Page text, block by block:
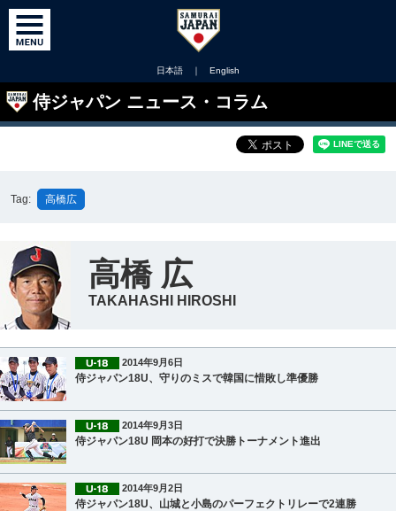
日本語 ｜ English
侍ジャパン ニュース・コラム
Tag: 高橋広
高橋 広
TAKAHASHI HIROSHI
2014年9月6日
侍ジャパン18U、守りのミスで韓国に惜敗し準優勝
2014年9月3日
侍ジャパン18U 岡本の好打で決勝トーナメント進出
2014年9月2日
侍ジャパン18U、山城と小島のパーフェクトリレーで2連勝